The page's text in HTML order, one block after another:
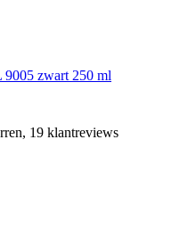
zwart 250 ml
19 klantreviews